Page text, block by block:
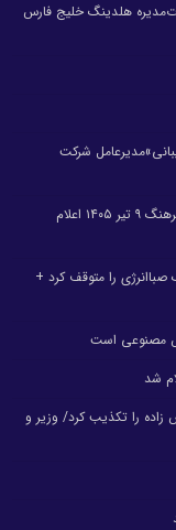
هلدینگ خلیج فارس
شرکت
نتایج آزمون استخدامی شرکت های زیرمجموعه پتروفرهنگ ۹ تیر ۱۴۰۵ اعلام
را متوقف کرد +
مصنوعی است
را تکذیب کرد/ وزیر و